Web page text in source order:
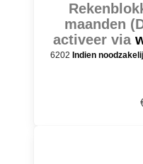
maanden
activeer via
6202 Indien